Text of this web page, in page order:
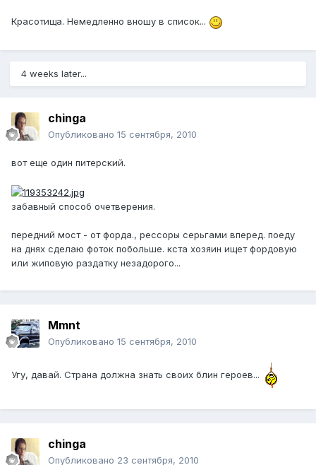
Красотища. Немедленно вношу в список...
4 weeks later...
chinga
Опубликовано 15 сентября, 2010
вот еще один питерский.
забавный способ очетверения.
передний мост - от форда., рессоры серьгами вперед. поеду
на днях сделаю фоток побольше. кста хозяин ищет фордовую
или жиповую раздатку незадорого...
Mmnt
Опубликовано 15 сентября, 2010
Угу, давай. Страна должна знать своих блин героев...
chinga
Опубликовано 23 сентября, 2010